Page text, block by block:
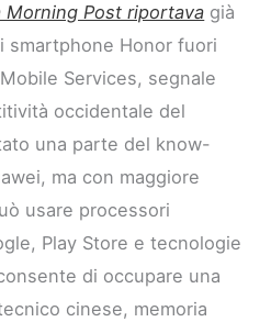
Morning Post riportava già
smartphone Honor fuori
Services, segnale
occidentale del
una parte del know-
ma con maggiore
usare processori
Play Store e tecnologie
di occupare una
cinese, memoria